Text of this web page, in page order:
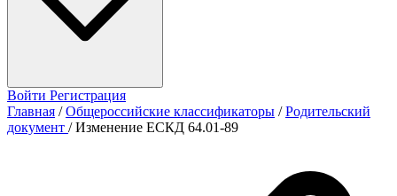
Войти Регистрация
Главная / Общероссийские классификаторы / Родительский
документ / Изменение ЕСКД 64.01-89